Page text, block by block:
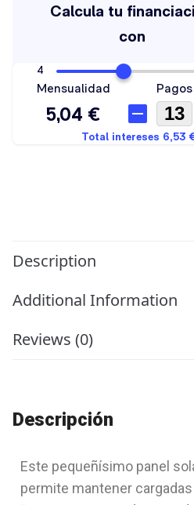
Description
Additional Information
Reviews (0)
Descripción
Este pequeñísimo panel
permite mantener